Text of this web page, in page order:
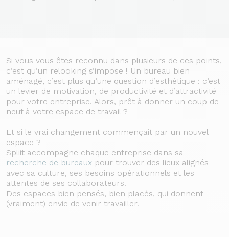
Si vous vous êtes reconnu dans plusieurs de ces points,
c’est qu’un relooking s’impose ! Un bureau bien
aménagé, c’est plus qu’une question d’esthétique : c’est
un levier de motivation, de productivité et d’attractivité
pour votre entreprise. Alors, prêt à donner un coup de
neuf à votre espace de travail ?
Et si le vrai changement commençait par un nouvel
espace ?
Spliit accompagne chaque entreprise dans sa
recherche de bureaux pour trouver des lieux alignés
avec sa culture, ses besoins opérationnels et les
attentes de ses collaborateurs.
Des espaces bien pensés, bien placés, qui donnent
(vraiment) envie de venir travailler.